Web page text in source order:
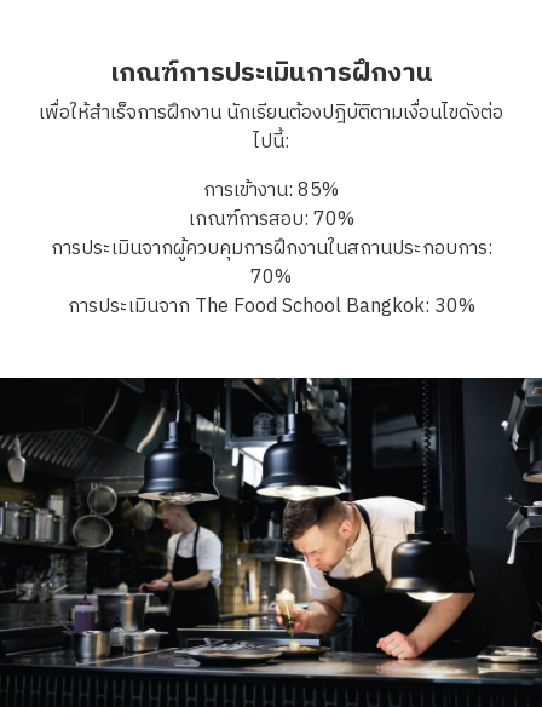
เกณฑ์การประเมินการฝึกงาน
เพื่อให้สำเร็จการฝึกงาน นักเรียนต้องปฎิบัติตามเงื่อนไขดังต่อ
ไปนี้:
การเข้างาน: 85%
เกณฑ์การสอบ: 70%
การประเมินจากผู้ควบคุมการฝึกงานในสถานประกอบการ:
70%
การประเมินจาก The Food School Bangkok: 30%